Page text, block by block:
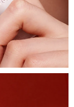
Set
18% PAP gel
set
LED mask
massager
Therapy
送达日期 8/10/26
计送达日期8/11/26
计送达日期8/10/26